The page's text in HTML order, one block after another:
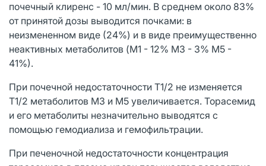
почечный клиренс - 10 мл/мин. В среднем около 83%
от принятой дозы выводится почками: в
неизмененном виде (24%) и в виде преимущественно
неактивных метаболитов (M1 - 12% М3 - 3% М5 -
41%).
При почечной недостаточности Т1/2 не изменяется
Т1/2 метаболитов М3 и М5 увеличивается. Торасемид
и его метаболиты незначительно выводятся с
помощью гемодиализа и гемофильтрации.
При печеночной недостаточности концентрация